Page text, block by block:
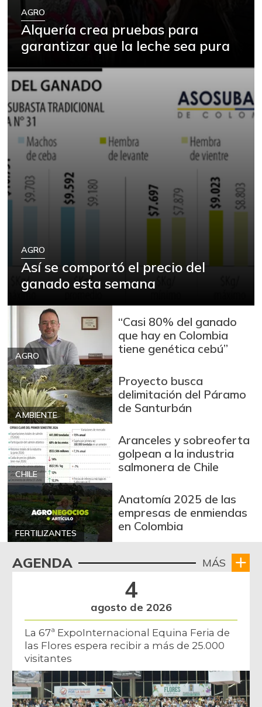
AGRO
Alquería crea pruebas para
garantizar que la leche sea pura
AGRO
Así se comportó el precio del
ganado esta semana
AGRO
“Casi 80% del ganado
que hay en Colombia
tiene genética cebú”
AMBIENTE
Proyecto busca
delimitación del Páramo
de Santurbán
CHILE
Aranceles y sobreoferta
golpean a la industria
salmonera de Chile
FERTILIZANTES
Anatomía 2025 de las
empresas de enmiendas
en Colombia
AGENDA MÁS
4
agosto de 2026
La 67ª ExpoInternacional Equina Feria de
las Flores espera recibir a más de 25.000
visitantes